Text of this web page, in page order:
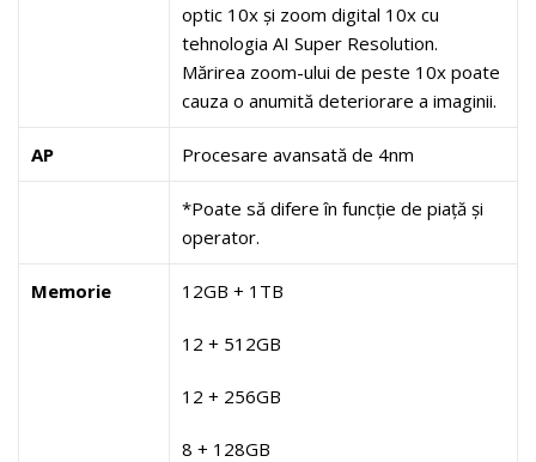
optic 10x și zoom digital 10x cu
tehnologia AI Super Resolution.
Mărirea zoom-ului de peste 10x poate
cauza o anumită deteriorare a imaginii.
AP Procesare avansată de 4nm
*Poate să difere în funcție de piață și
operator.
Memorie 12GB + 1TB
12 + 512GB
12 + 256GB
8 + 128GB